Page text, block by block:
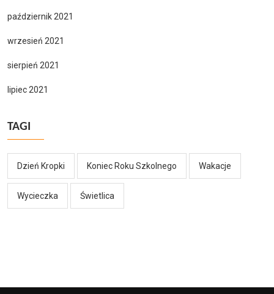
październik 2021
wrzesień 2021
sierpień 2021
lipiec 2021
TAGI
Dzień Kropki Koniec Roku Szkolnego Wakacje
Wycieczka Świetlica